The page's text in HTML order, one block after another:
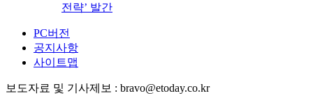
전략’ 발간
PC버전
공지사항
사이트맵
보도자료 및 기사제보 : bravo@etoday.co.kr